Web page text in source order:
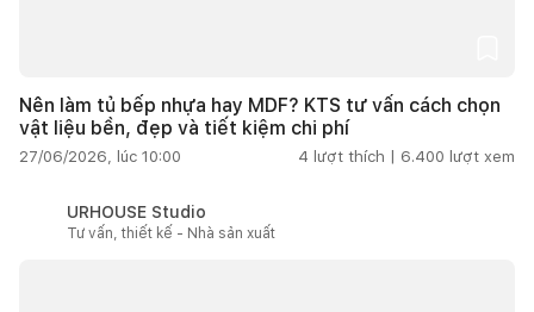
Nên làm tủ bếp nhựa hay MDF? KTS tư vấn cách chọn
vật liệu bền, đẹp và tiết kiệm chi phí
27/06/2026, lúc 10:00 4 lượt thích | 6.400 lượt xem
URHOUSE Studio
Tư vấn, thiết kế - Nhà sản xuất